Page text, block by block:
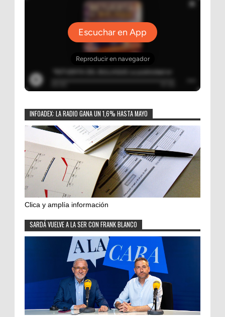
INFOADEX: LA RADIO GANA UN 1,6% HASTA MAYO
Clica y amplía información
SARDÁ VUELVE A LA SER CON FRANK BLANCO